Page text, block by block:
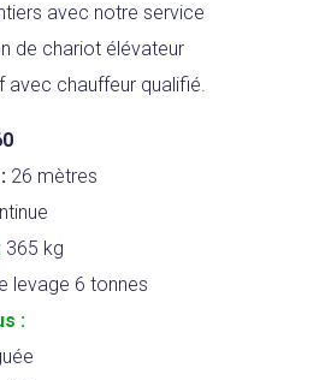
avec notre service
de chariot élévateur
chauffeur qualifié.
:26 mètres
365 kg
levage 6 tonnes
: